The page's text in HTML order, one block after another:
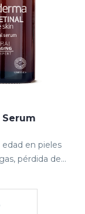
Serum
en pieles
pérdida de